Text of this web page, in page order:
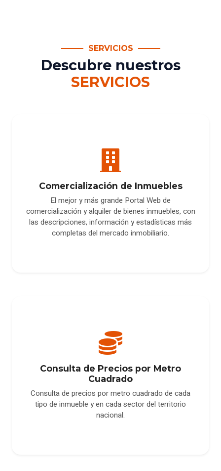
SERVICIOS
Descubre nuestros
SERVICIOS
Comercialización de Inmuebles
El mejor y más grande Portal Web de
comercialización y alquiler de bienes inmuebles, con
las descripciones, información y estadísticas más
completas del mercado inmobiliario.
Consulta de Precios por Metro
Cuadrado
Consulta de precios por metro cuadrado de cada
tipo de inmueble y en cada sector del territorio
nacional.